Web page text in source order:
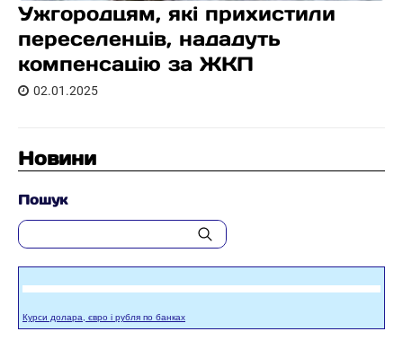
Ужгородцям, які прихистили
переселенців, нададуть
компенсацію за ЖКП
02.01.2025
Новини
Пошук
Курси долара, євро і рубля по банках